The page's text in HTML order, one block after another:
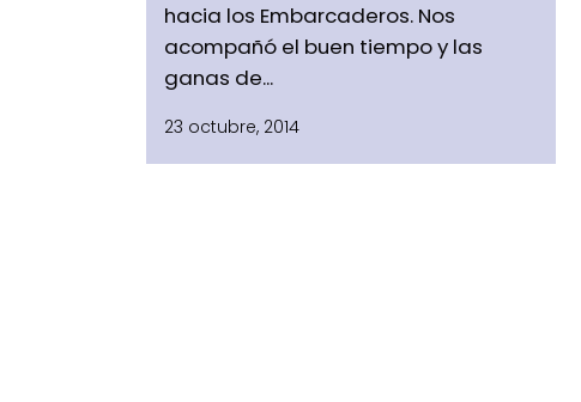
hacia los Embarcaderos. Nos
acompañó el buen tiempo y las
ganas de...
23 octubre, 2014